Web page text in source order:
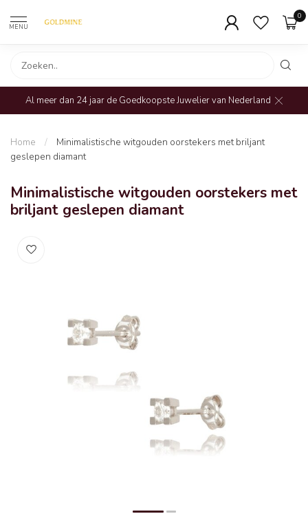
MENU
0
Al meer dan 24 jaar de Goedkoopste Juwelier van Nederland
Home /
Minimalistische witgouden oorstekers met briljant
geslepen diamant
Minimalistische witgouden oorstekers met
briljant geslepen diamant